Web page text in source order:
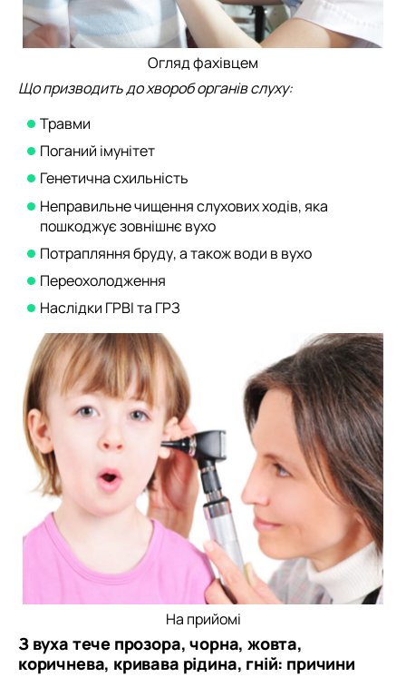
Огляд фахівцем
Що призводить до хвороб органів слуху:
Травми
Поганий імунітет
Генетична схильність
Неправильне чищення слухових ходів, яка
пошкоджує зовнішнє вухо
Потрапляння бруду, а також води в вухо
Переохолодження
Наслідки ГРВІ та ГРЗ
На прийомі
З вуха тече прозора, чорна, жовта,
коричнева, кривава рідина, гній: причини